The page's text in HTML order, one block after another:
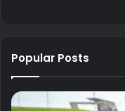
Popular Posts